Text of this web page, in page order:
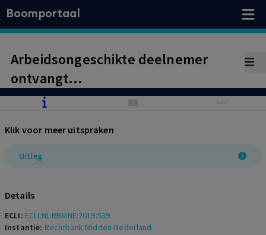
Boomportaal
Arbeidsongeschikte deelnemer
ontvangt
arbeidsongeschiktheidspensioen.
arbeidsongeschiktheidspensioen
naar aanleiding van door UWV
Dat is volgens deelnemer onjuist.
Kantonrechter oordeelt dat die
uitleg van het pensioenfonds juist
Klik voor meer uitspraken
Uitleg
Details
ECLI: ECLI:NL:RBMNE:2019:539
Instantie: Rechtbank Midden-Nederland